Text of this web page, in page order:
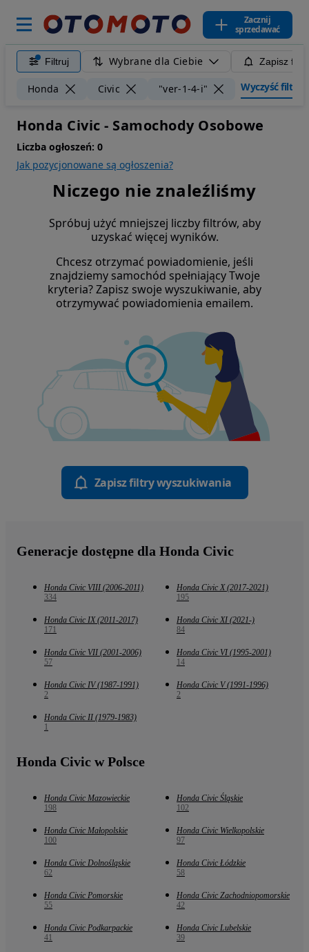
Zacznij
sprzedawać
Filtruj Wybrane dla Ciebie Zapisz
Honda Civic "ver-1-4-i" Wyczyść filtry
Honda Civic - Samochody Osobowe
Liczba ogłoszeń: 0
Jak pozycjonowane są ogłoszenia?
Niczego nie znaleźliśmy
Spróbuj użyć mniejszej liczby filtrów, aby
uzyskać więcej wyników.
Chcesz otrzymać powiadomienie, jeśli
znajdziemy samochód spełniający Twoje
kryteria? Zapisz swoje wyszukiwanie, aby
otrzymywać powiadomienia emailem.
Zapisz filtry wyszukiwania
Generacje dostępne dla Honda Civic
Honda Civic VIII (2006-2011)
334
Honda Civic X (2017-2021)
195
Honda Civic IX (2011-2017)
171
Honda Civic XI (2021-)
84
Honda Civic VII (2001-2006)
57
Honda Civic VI (1995-2001)
14
Honda Civic IV (1987-1991)
2
Honda Civic V (1991-1996)
2
Honda Civic II (1979-1983)
1
Honda Civic w Polsce
Honda Civic Mazowieckie
198
Honda Civic Śląskie
102
Honda Civic Małopolskie
100
Honda Civic Wielkopolskie
97
Honda Civic Dolnośląskie
62
Honda Civic Łódzkie
58
Honda Civic Pomorskie
55
Honda Civic Zachodniopomorskie
42
Honda Civic Podkarpackie
41
Honda Civic Lubelskie
39